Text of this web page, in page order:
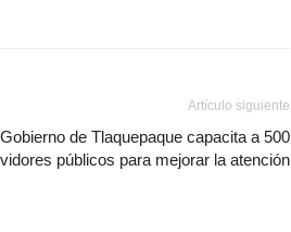
Artículo siguiente
Gobierno de Tlaquepaque capacita a 500
públicos para mejorar la atención